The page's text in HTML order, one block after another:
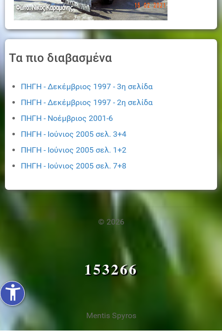
Τα πιο διαβασμένα
ΠΗΓΗ - Δεκέμβριος 1997 - 3η σελίδα
ΠΗΓΗ - Δεκέμβριος 1997 - 2η σελίδα
ΠΗΓΗ - Νοέμβριος 2001-6
ΠΗΓΗ - Ιούνιος 2005 σελ. 3+4
ΠΗΓΗ - Ιούνιος 2005 σελ. 1+2
ΠΗΓΗ - Ιούνιος 2005 σελ. 7+8
© 2026
153266
Mentis Spyros
accessibility_new